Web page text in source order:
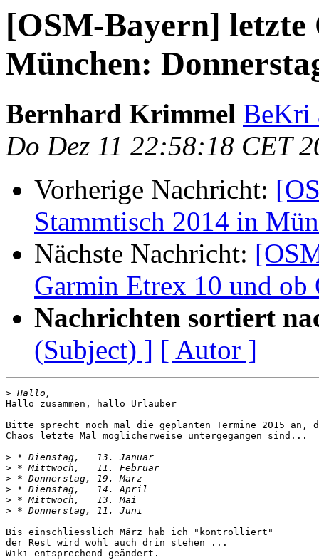
[OSM-Bayern] letzte
München:
Bernhard Krimmel BeKri
Do Dez 11 22:58:18 CET
Vorherige Nachricht:
Stammtisch 2014 in
Nächste Nachricht:
Garmin Etrex 10 und ob
Nachrichten sortiert
(Subject) ] [ Autor ]
>
Hallo zusammen, hallo Urlauber
Bitte sprecht noch mal die geplanten Termine 2015
Chaos letzte Mal möglicherweise untergegangen sind...
>
>
>
>
>
>
Bis einschliesslich März hab ich "kontrolliert"
der Rest wird wohl auch drin stehen ...
Wiki entsprechend geändert.